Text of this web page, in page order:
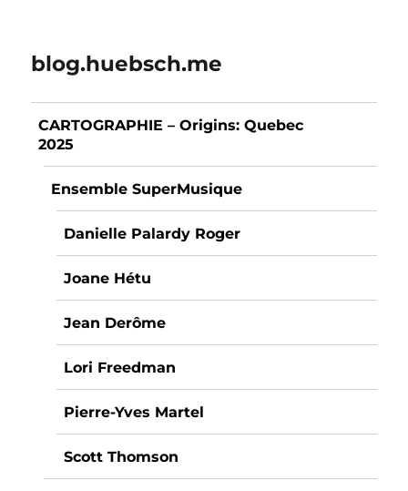
blog.huebsch.me
CARTOGRAPHIE – Origins: Quebec
2025
Ensemble SuperMusique
Danielle Palardy Roger
Joane Hétu
Jean Derôme
Lori Freedman
Pierre-Yves Martel
Scott Thomson